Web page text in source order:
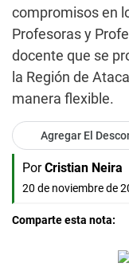
compromisos en
Profesoras y
docente que se
la Región de
manera flexible.
Agregar El
Por Cristian Neira
20 de noviembre de
Comparte esta nota: